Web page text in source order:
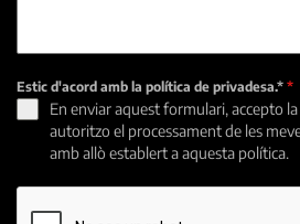
Estic d'acord amb la política de privadesa.* *
En enviar aquest formulari, accepto
autoritzo el processament de les
amb allò establert a aquesta política.